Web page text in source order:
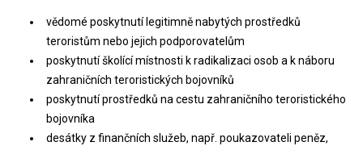
vědomé poskytnutí legitimně nabytých prostředků
teroristům nebo jejich podporovatelům
poskytnutí školící místnosti k radikalizaci osob a k náboru
zahraničních teroristických bojovníků
poskytnutí prostředků na cestu zahraničního teroristického
bojovníka
desátky z finančních služeb, např. poukazovateli peněz,